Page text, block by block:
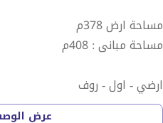
مساحة ارض 378م
مساحة مبانى : 408م
ارضي - اول - روف
عرض